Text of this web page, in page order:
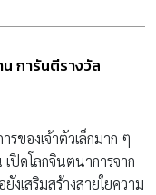
การันตีรางวัล
ของเจ้าตัวเล็กมาก ๆ
ปิดโลกจินตนาการจาก
งเสริมสร้างสายใยความ